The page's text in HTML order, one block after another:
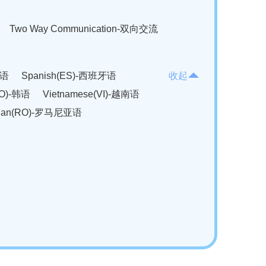
Two Way Communication-双向交流
Spanish(ES)-西班牙语
韩语
Vietnamese(VI)-越南语
罗马尼亚语
收起